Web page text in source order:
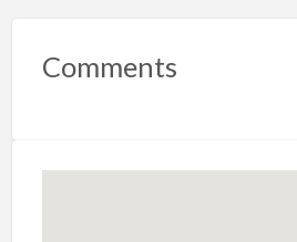
Comments